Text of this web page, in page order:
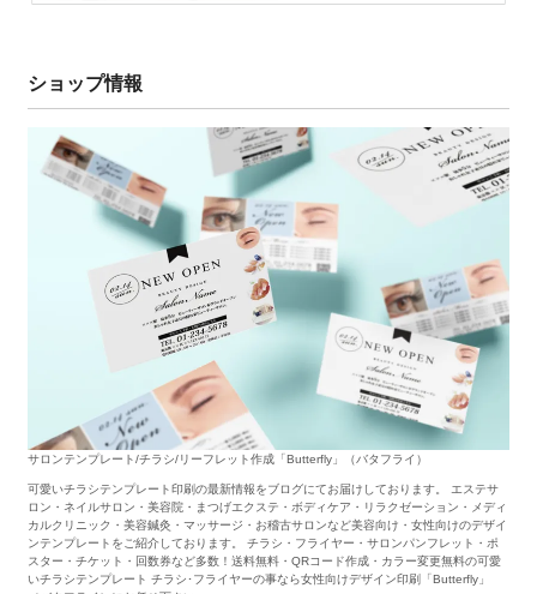
ショップ情報
サロンテンプレート/チラシ/リーフレット作成「Butterfly」（バタフライ）
可愛いチラシテンプレート印刷の最新情報をブログにてお届けしております。 エステサ
ロン・ネイルサロン・美容院・まつげエクステ・ボディケア・リラクゼーション・メディ
カルクリニック・美容鍼灸・マッサージ・お稽古サロンなど美容向け・女性向けのデザイ
ンテンプレートをご紹介しております。 チラシ・フライヤー・サロンパンフレット・ポ
スター・チケット・回数券など多数！送料無料・QRコード作成・カラー変更無料の可愛
いチラシテンプレート チラシ･フライヤーの事なら女性向けデザイン印刷「Butterfly」